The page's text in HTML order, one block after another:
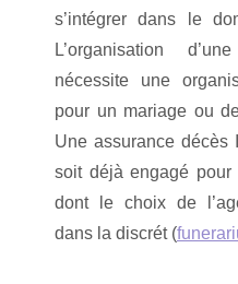
s’intégrer dans le
L’organisation
nécessite une
pour un mariage ou
Une assurance décès
soit déjà engagé pour
dont le choix de
dans la discrét (